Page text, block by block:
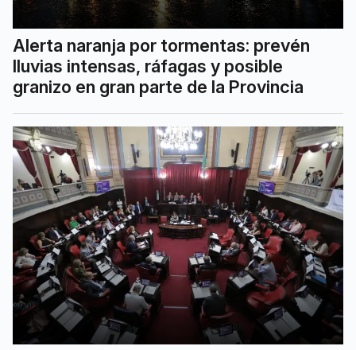
Alerta naranja por tormentas: prevén
lluvias intensas, ráfagas y posible
granizo en gran parte de la Provincia